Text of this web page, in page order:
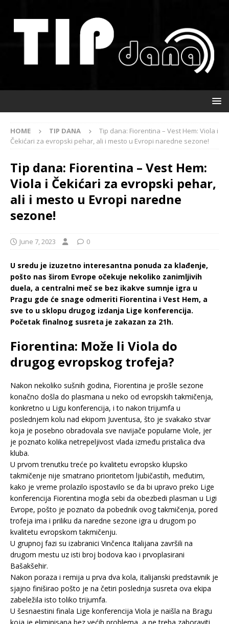
HOME TIP DANA
Tip dana: Fiorentina – Vest Hem: Viola i
Čekićari za evropski pehar, ali i mesto u Evropi naredne sezone!
Tip dana: Fiorentina – Vest Hem:
Viola i Čekićari za evropski pehar,
ali i mesto u Evropi naredne
sezone!
June 7, 2023 0
U sredu je izuzetno interesantna ponuda za klađenje,
pošto nas širom Evrope očekuje nekoliko zanimljivih
duela, a centralni meč se bez ikakve sumnje igra u
Pragu gde će snage odmeriti Fiorentina i Vest Hem, a
sve to u sklopu drugog izdanja Lige konferencija.
Početak finalnog susreta je zakazan za 21h.
Fiorentina: Može li Viola do
drugog evropskog trofeja?
Nakon nekoliko sušnih godina, Fiorentina je prošle sezone
konačno došla do plasmana u neko od evropskih takmičenja,
konkretno u Ligu konferencija, i to nakon trijumfa u
poslednjem kolu nad ekipom Juventusa, što je svakako stvar
koja je posebno obradovala sve navijače popularne Viole, jer
je poznato kolika netrepeljivost vlada između pristalica dva
kluba.
U prvom trenutku treće po kvalitetu evropsko klupsko
takmičenje nije smatrano prioritetom ljubičastih, međutim,
kako je vreme prolazilo ispostavilo se da bi upravo preko Lige
konferencija Fiorentina mogla sebi da obezbedi plasman u Ligi
Evrope, pošto je poznato da pobednik ovog takmičenja, pored
trofeja ima i priliku da naredne sezone igra u drugom po
kvalitetu evropskom takmičenju.
U grupnoj fazi su izabranici Vinčenca Italijana završili na
drugom mestu uz isti broj bodova kao i prvoplasirani
Bašakšehir.
Nakon poraza i remija u prva dva kola, italijanski predstavnik je
sjajno finiširao pošto je na četiri poslednja susreta ova ekipa
zabeležila isto toliko trijumfa.
U šesnaestini finala Lige konferencija Viola je naišla na Bragu